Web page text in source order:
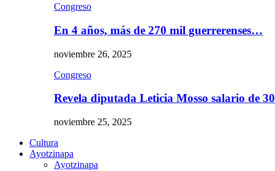
Congreso
En 4 años, más de 270 mil guerrerenses…
noviembre 26, 2025
Congreso
Revela diputada Leticia Mosso salario de
noviembre 25, 2025
Cultura
Ayotzinapa
Ayotzinapa